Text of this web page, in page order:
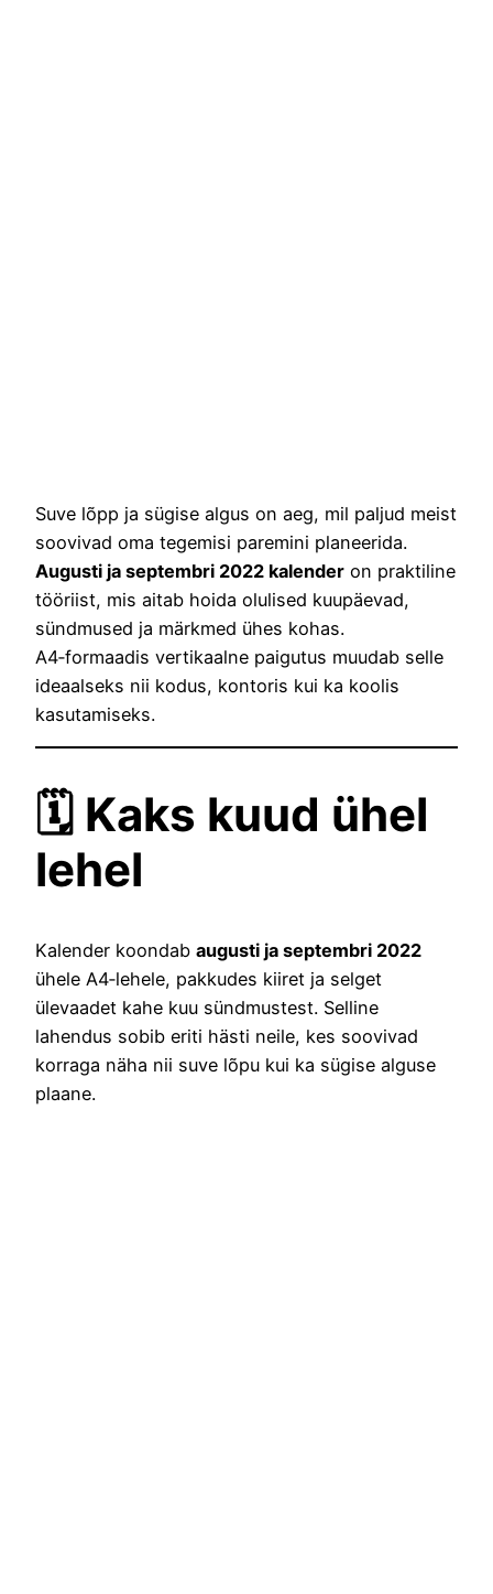
Suve lõpp ja sügise algus on aeg, mil paljud meist
soovivad oma tegemisi paremini planeerida.
Augusti ja septembri 2022 kalender on praktiline
tööriist, mis aitab hoida olulised kuupäevad,
sündmused ja märkmed ühes kohas.
A4‑formaadis vertikaalne paigutus muudab selle
ideaalseks nii kodus, kontoris kui ka koolis
kasutamiseks.
🗓️ Kaks kuud ühel
lehel
Kalender koondab augusti ja septembri 2022
ühele A4‑lehele, pakkudes kiiret ja selget
ülevaadet kahe kuu sündmustest. Selline
lahendus sobib eriti hästi neile, kes soovivad
korraga näha nii suve lõpu kui ka sügise alguse
plaane.